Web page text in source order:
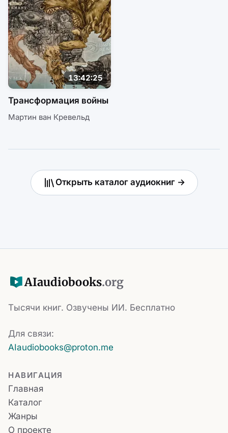
13:42:25
Трансформация войны
Мартин ван Кревельд
Открыть каталог аудиокниг →
AIaudiobooks.org
Тысячи книг. Озвучены ИИ. Бесплатно
Для связи:
AIaudiobooks@proton.me
НАВИГАЦИЯ
Главная
Каталог
Жанры
О проекте